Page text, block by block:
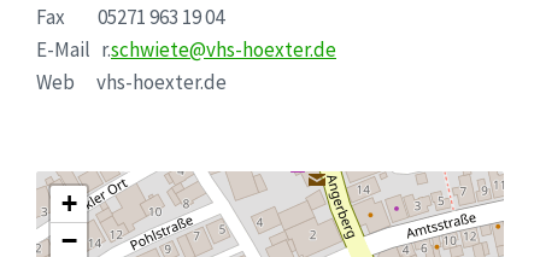
Fax 05271 963 19 04
E-Mail r.schwiete@vhs-hoexter.de
Web vhs-hoexter.de
+
−